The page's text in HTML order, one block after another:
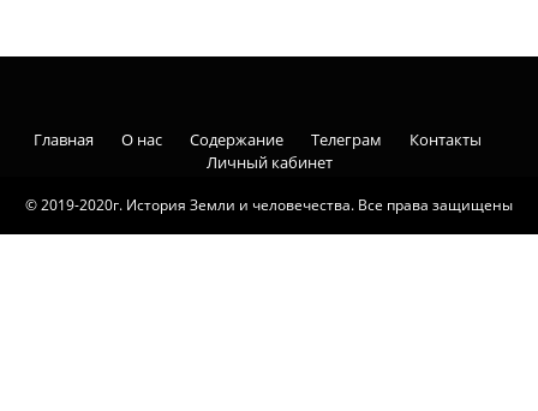
© 2019-2020г. История Земли и человечества. Все права защищены
Главная О нас Содержание Телеграм
Контакты
Личный кабинет